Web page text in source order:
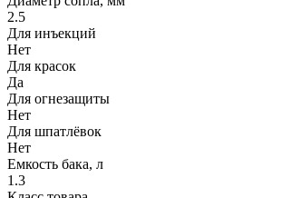
2.5
Для инъекций
Нет
Для красок
Да
Для огнезащиты
Нет
Для шпатлёвок
Нет
Емкость бака, л
1.3